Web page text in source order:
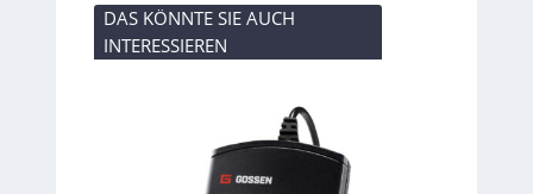
DAS KÖNNTE SIE AUCH
INTERESSIEREN